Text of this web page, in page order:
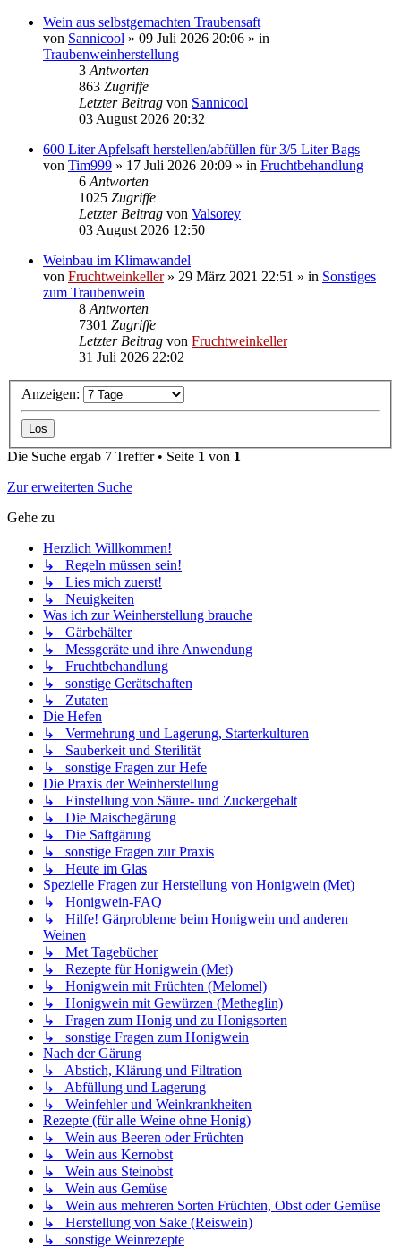
Wein aus selbstgemachten Traubensaft
von Sannicool » 09 Juli 2026 20:06 » in
Traubenweinherstellung
3 Antworten
863 Zugriffe
Letzter Beitrag von Sannicool
03 August 2026 20:32
600 Liter Apfelsaft herstellen/abfüllen für 3/5 Liter Bags
von Tim999 » 17 Juli 2026 20:09 » in Fruchtbehandlung
6 Antworten
1025 Zugriffe
Letzter Beitrag von Valsorey
03 August 2026 12:50
Weinbau im Klimawandel
von Fruchtweinkeller» 29 März 2021 22:51 » in Sonstiges
zum Traubenwein
8 Antworten
7301 Zugriffe
Letzter Beitrag von Fruchtweinkeller
31 Juli 2026 22:02
Anzeigen:
Die Suche ergab 7 Treffer • Seite 1 von 1
Zur erweiterten Suche
Gehe zu
Herzlich Willkommen!
↳ Regeln müssen sein!
↳ Lies mich zuerst!
↳ Neuigkeiten
Was ich zur Weinherstellung brauche
↳ Gärbehälter
↳ Messgeräte und ihre Anwendung
↳ Fruchtbehandlung
↳ sonstige Gerätschaften
↳ Zutaten
Die Hefen
↳ Vermehrung und Lagerung, Starterkulturen
↳ Sauberkeit und Sterilität
↳ sonstige Fragen zur Hefe
Die Praxis der Weinherstellung
↳ Einstellung von Säure- und Zuckergehalt
↳ Die Maischegärung
↳ Die Saftgärung
↳ sonstige Fragen zur Praxis
↳ Heute im Glas
Spezielle Fragen zur Herstellung von Honigwein (Met)
↳ Honigwein-FAQ
↳ Hilfe! Gärprobleme beim Honigwein und anderen
Weinen
↳ Met Tagebücher
↳ Rezepte für Honigwein (Met)
↳ Honigwein mit Früchten (Melomel)
↳ Honigwein mit Gewürzen (Metheglin)
↳ Fragen zum Honig und zu Honigsorten
↳ sonstige Fragen zum Honigwein
Nach der Gärung
↳ Abstich, Klärung und Filtration
↳ Abfüllung und Lagerung
↳ Weinfehler und Weinkrankheiten
Rezepte (für alle Weine ohne Honig)
↳ Wein aus Beeren oder Früchten
↳ Wein aus Kernobst
↳ Wein aus Steinobst
↳ Wein aus Gemüse
↳ Wein aus mehreren Sorten Früchten, Obst oder Gemüse
↳ Herstellung von Sake (Reiswein)
↳ sonstige Weinrezepte